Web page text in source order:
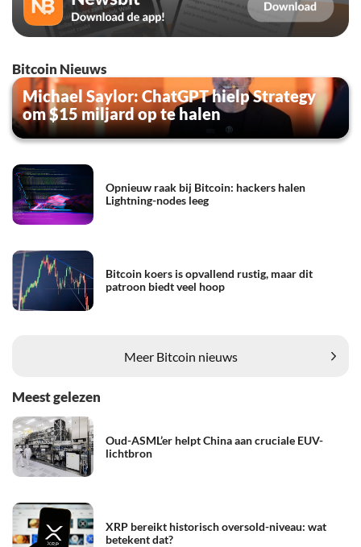
Bitcoin Nieuws
Michael Saylor: ChatGPT hielp Strategy
om $15 miljard op te halen
Opnieuw raak bij Bitcoin: hackers halen
Lightning-nodes leeg
Bitcoin koers is opvallend rustig, maar dit
patroon biedt veel hoop
Meer Bitcoin nieuws
Meest gelezen
Oud-ASML’er helpt China aan cruciale EUV-
lichtbron
XRP bereikt historisch oversold-niveau: wat
betekent dat?